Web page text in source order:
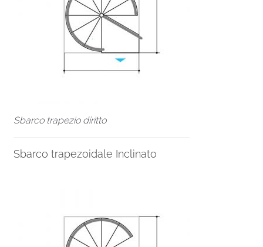
Sbarco trapezio diritto
Sbarco trapezoidale Inclinato